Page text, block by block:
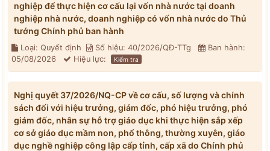
nghiệp để thực hiện cơ cấu lại vốn nhà nước tại doanh
nghiệp nhà nước, doanh nghiệp có vốn nhà nước do Thủ
tướng Chính phủ ban hành
Loại: Quyết định Số hiệu: 40/2026/QĐ-TTg
Ban hành:
05/08/2026
Hiệu lực: Kiểm tra
Nghị quyết 37/2026/NQ-CP về cơ cấu, số lượng và chính
sách đối với hiệu trưởng, giám đốc, phó hiệu trưởng, phó
giám đốc, nhân sự hỗ trợ giáo dục khi thực hiện sắp xếp
cơ sở giáo dục mầm non, phổ thông, thường xuyên, giáo
dục nghề nghiệp công lập cấp tỉnh, cấp xã do Chính phủ